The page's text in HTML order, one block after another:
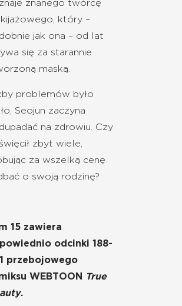
znanego twórcę
który –
jak ona – od lat
się za starannie
maską.
problemów było
Seojun zaczyna
na zdrowiu. Czy
zbyt wiele,
za wszelką cenę
o swoją rodzinę?
15 zawiera
odcinki 188-
przebojowego
WEBTOON
True
.